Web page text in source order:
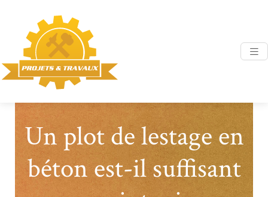
Un plot de lestage en
béton est-il suffisant